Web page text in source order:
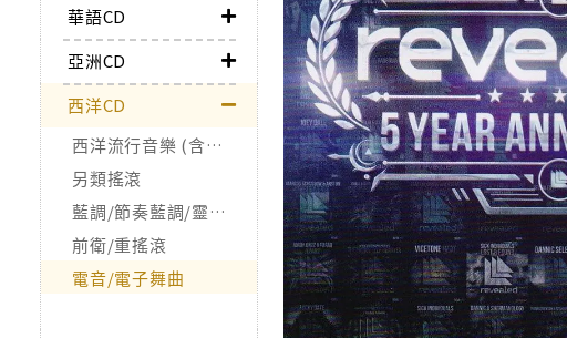
華語CD
亞洲CD
西洋CD
西洋流行音樂 (含合輯)
另類搖滾
藍調/節奏藍調/靈魂樂/Funk
前衛/重搖滾
電音/電子舞曲